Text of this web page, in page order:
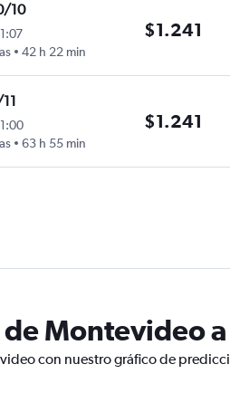
10
1:07
42 h 22 min
$1.241
1:00
63 h 55 min
$1.241
Montevideo
con nuestro gráfico de